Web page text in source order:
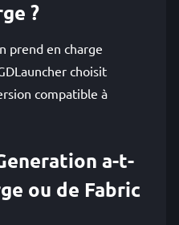
?
prend en charge
choisit
compatible à
a-t-
ou de Fabric